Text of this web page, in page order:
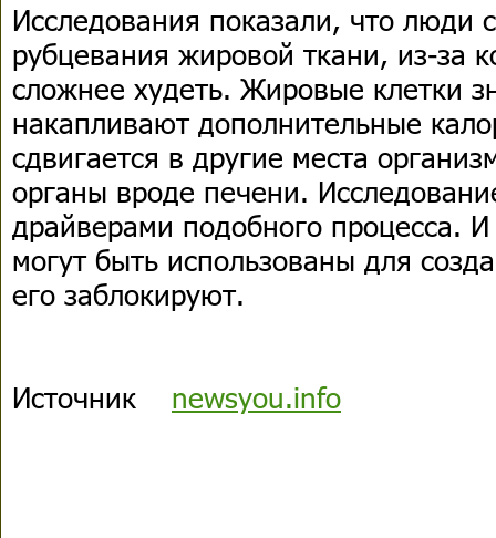
Исследования показали, что люди
рубцевания жировой ткани, из-за
сложнее худеть. Жировые клетки
накапливают дополнительные
сдвигается в другие места
органы вроде печени.
драйверами подобного процесса.
могут быть использованы для
его заблокируют.
Источник newsyou.info